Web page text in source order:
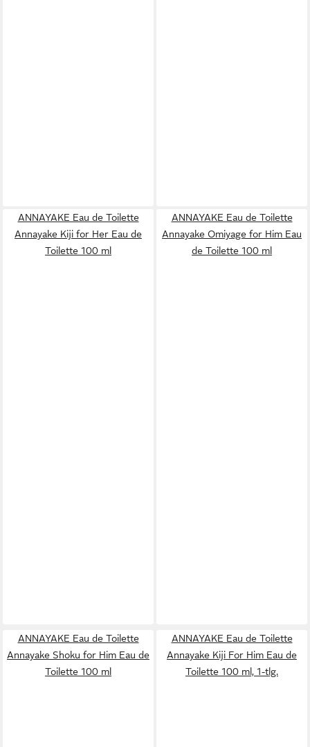
ANNAYAKE Eau de Toilette
Annayake Kiji for Her Eau de
Toilette 100 ml
ANNAYAKE Eau de Toilette
Annayake Omiyage for Him Eau
de Toilette 100 ml
ANNAYAKE Eau de Toilette
Annayake Shoku for Him Eau de
Toilette 100 ml
ANNAYAKE Eau de Toilette
Annayake Kiji For Him Eau de
Toilette 100 ml, 1-tlg.